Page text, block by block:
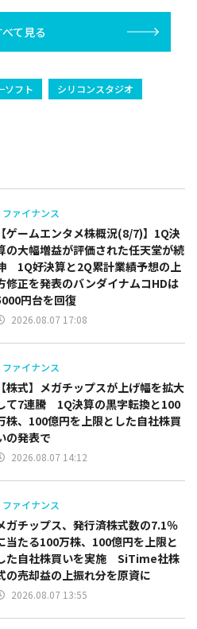
て見る
ソフト
シリコンスタジオ
ファイナンス
【ゲームエンタメ株概況(8/7)】1Q決
の大幅増益が評価された任天堂が続
1Q好決算と2Q累計業績予想の上
修正を発表のバンダイナムコHDは
円台を回復
2026.08.07 17:08
ファイナンス
【株式】メガチップスが上げ幅を拡大
て7連騰 1Q決算の黒字転換と100
株、100億円を上限とした自社株買
の発表で
2026.08.07 14:12
ファイナンス
ガチップス、発行済株式数の7.1％
当たる100万株、100億円を上限と
た自社株買いを実施 SiTime社株
の売却益の上振れ分を原資に
2026.08.07 13:55